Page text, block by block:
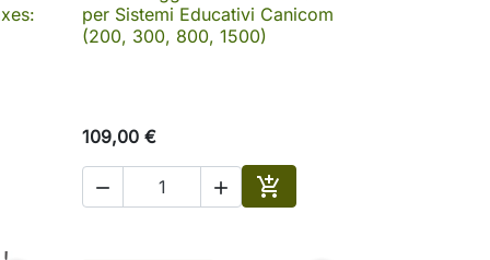
al carrello
per Sistemi Educativi Canicom
(200, 300, 800, 1500)
109,00 €
  
Aggiungi al carrello